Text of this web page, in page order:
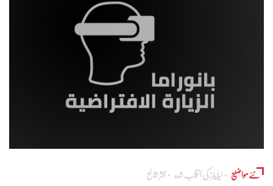
نئے مواضیع ایڈٰیٹرز کی انتخاب شدہ اکثر شائع